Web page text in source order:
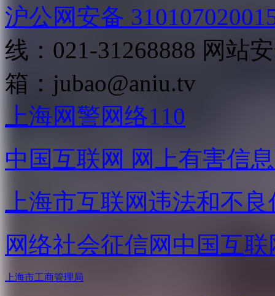
沪公网安备
线：021-31268888 网站
箱： jubao@aniu.tv
上海网警网络110
中国互联网 网上有害信
上海市互联网违法和不
网络社会征信网 中国互
上海市工商管理局